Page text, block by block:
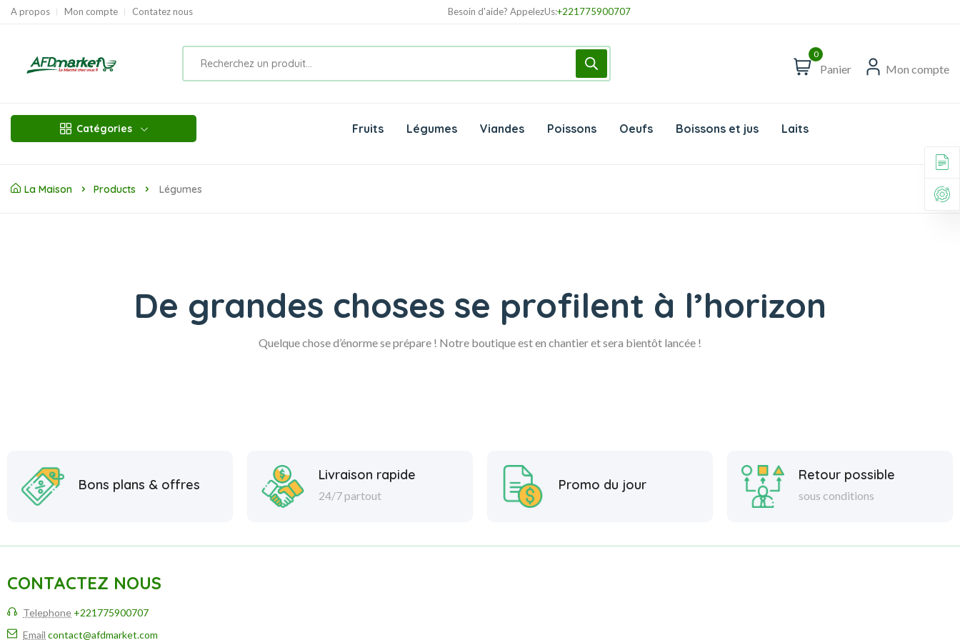
A propos Mon compte Contatez nous Besoin d'aide? AppelezUs:+221775900707
0
Panier Mon compte
Catégories Fruits Légumes Viandes Poissons Oeufs Boissons et jus Laits
La Maison Products Légumes
De grandes choses se profilent à l’horizon
Quelque chose d’énorme se prépare ! Notre boutique est en chantier et sera bientôt lancée !
Bons plans & offres
Livraison rapide
24/7 partout
Promo du jour
Retour possible
sous conditions
CONTACTEZ NOUS
Telephone +221775900707
Email contact@afdmarket.com